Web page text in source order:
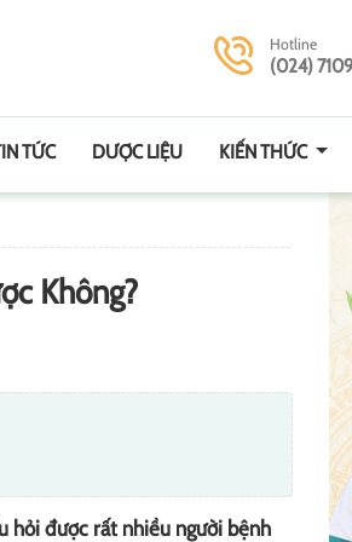
Hotline
(024)
TỨC DƯỢC LIỆU KIẾN THỨC
Không?
hỏi được rất nhiều người bệnh